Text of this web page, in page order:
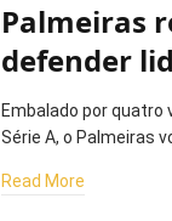
Palmeiras
defender
Embalado por
Série A, o Palmeiras
Read More